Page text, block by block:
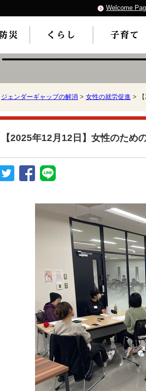
Welcome
ジェンダーギャップの解消 > 女性の就労促進 > 【
【2025年12月12日】女性のため